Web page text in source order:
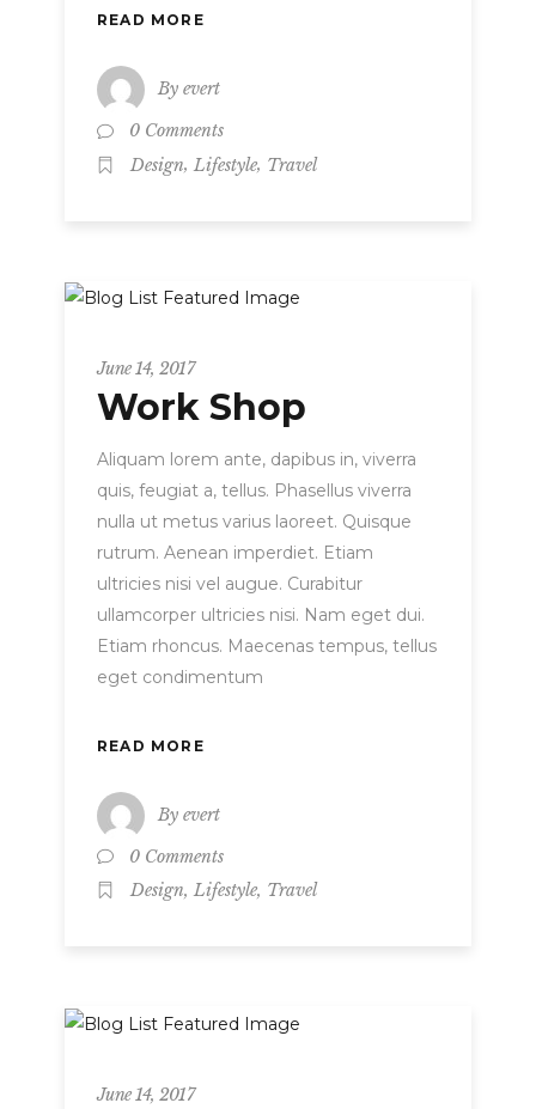
READ MORE
By evert
0 Comments
Design, Lifestyle, Travel
June 14, 2017
Work Shop
Aliquam lorem ante, dapibus in, viverra
quis, feugiat a, tellus. Phasellus viverra
nulla ut metus varius laoreet. Quisque
rutrum. Aenean imperdiet. Etiam
ultricies nisi vel augue. Curabitur
ullamcorper ultricies nisi. Nam eget dui.
Etiam rhoncus. Maecenas tempus, tellus
eget condimentum
READ MORE
By evert
0 Comments
Design, Lifestyle, Travel
June 14, 2017